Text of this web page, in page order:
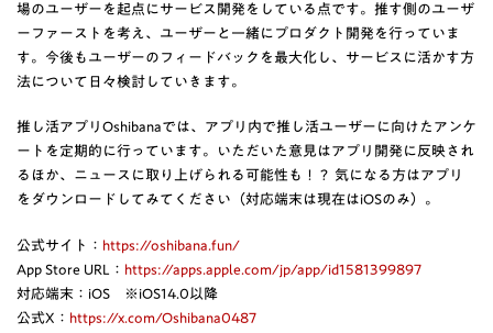
場のユーザーを起点にサービス開発をしている点です。推す側のユーザ
ーファーストを考え、ユーザーと一緒にプロダクト開発を行っていま
す。今後もユーザーのフィードバックを最大化し、サービスに活かす方
法について日々検討していきます。
推し活アプリOshibanaでは、アプリ内で推し活ユーザーに向けたアンケ
ートを定期的に行っています。いただいた意見はアプリ開発に反映され
るほか、ニュースに取り上げられる可能性も！？ 気になる方はアプリ
をダウンロードしてみてください（対応端末は現在はiOSのみ）。
公式サイト： https://oshibana.fun/
App Store URL： https://apps.apple.com/jp/app/id1581399897
対応端末：iOS ※iOS14.0以降
公式X： https://x.com/Oshibana0487